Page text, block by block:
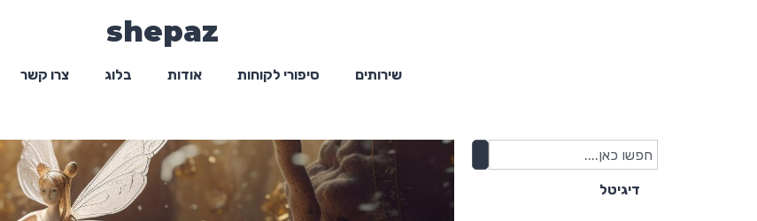
shepaz
שירותים סיפורי לקוחות אודות בלוג צרו קשר
דיגיטל